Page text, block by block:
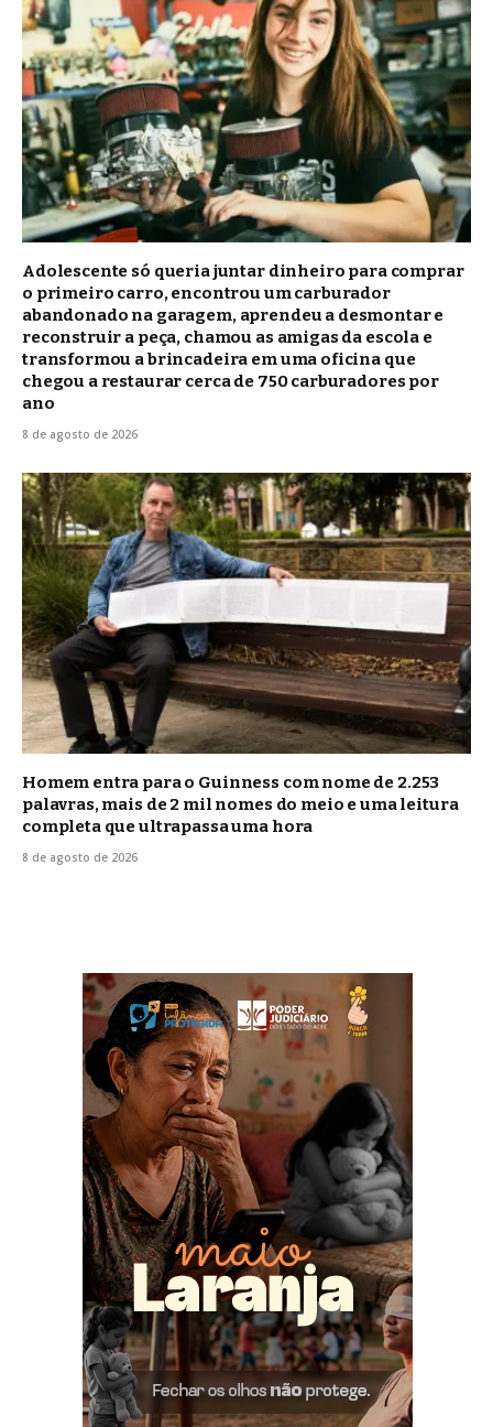
Adolescente só queria juntar dinheiro para comprar
o primeiro carro, encontrou um carburador
abandonado na garagem, aprendeu a desmontar e
reconstruir a peça, chamou as amigas da escola e
transformou a brincadeira em uma oficina que
chegou a restaurar cerca de 750 carburadores por
ano
8 de agosto de 2026
Homem entra para o Guinness com nome de 2.253
palavras, mais de 2 mil nomes do meio e uma leitura
completa que ultrapassa uma hora
8 de agosto de 2026